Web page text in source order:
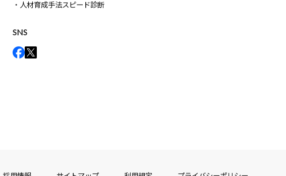
人材育成手法スピード診断
SNS